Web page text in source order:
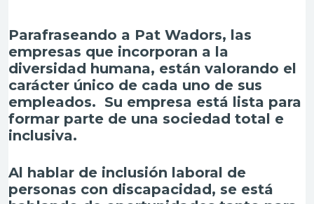
Parafraseando a Pat Wadors, las
empresas que incorporan a la
diversidad humana, están valorando el
carácter único de cada uno de sus
empleados. Su empresa está lista para
formar parte de una sociedad total e
inclusiva.
Al hablar de inclusión laboral de
personas con discapacidad, se está